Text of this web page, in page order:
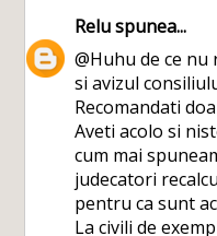
Reluspunea...
@Huhu de ce nu
si avizul
Recomandati
Aveti acolo si
cum mai
judecatori
pentru ca sunt
La civili de